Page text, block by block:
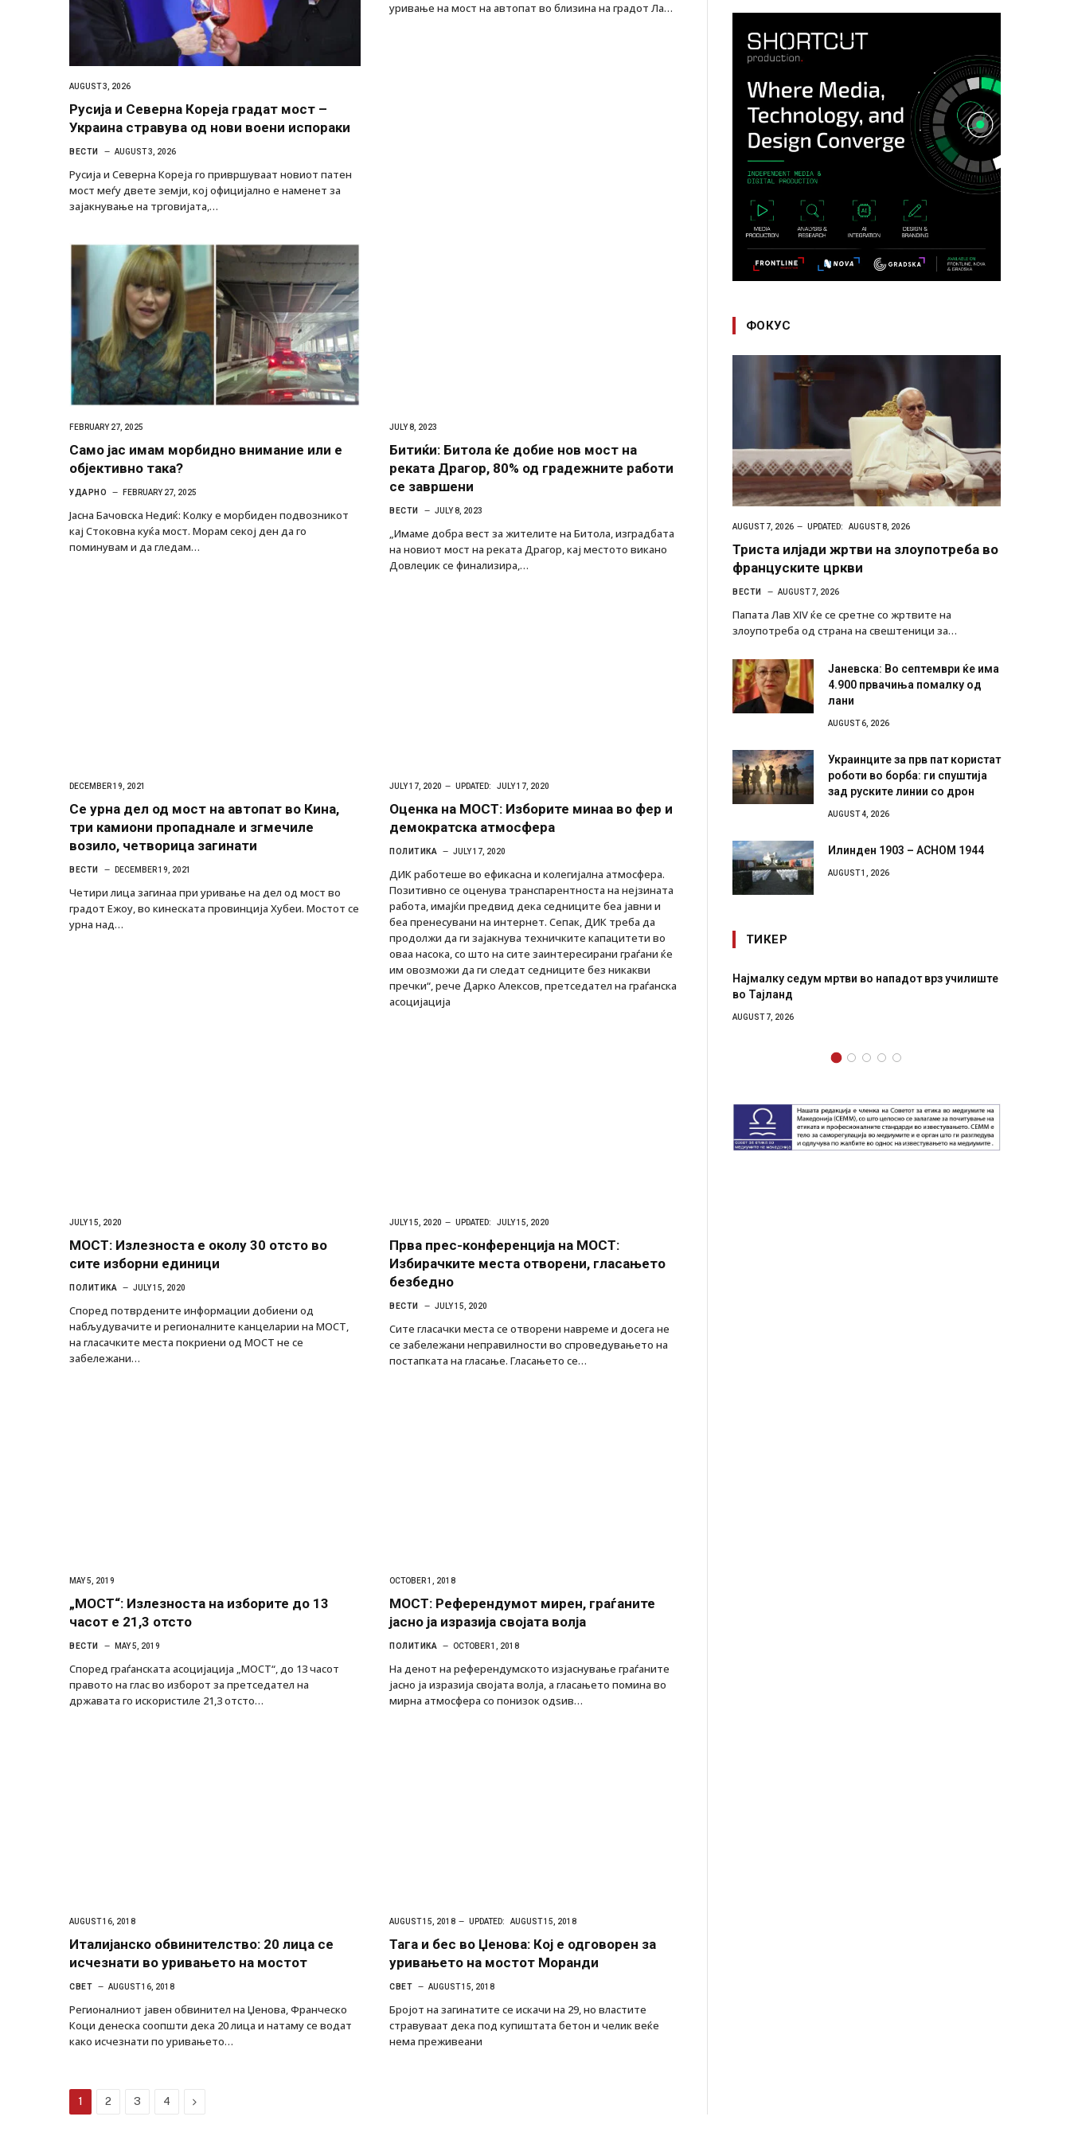
AUGUST 3, 2026
Русија и Северна Кореја градат мост –
Украина стравува од нови воени испораки
ВЕСТИ AUGUST 3, 2026
Русија и Северна Кореја го привршуваат новиот патен
мост меѓу двете земји, кој официјално е наменет за
зајакнување на трговијата,…
уривање на мост на автопат во близина на градот Ла…
FEBRUARY 27, 2025
Само јас имам морбидно внимание или е
објективно така?
УДАРНО FEBRUARY 27, 2025
Јасна Бачовска Недиќ: Колку е морбиден подвозникот
кај Стоковна куќа мост. Морам секој ден да го
поминувам и да гледам…
JULY 8, 2023
Битиќи: Битола ќе добие нов мост на
реката Драгор, 80% од градежните работи
се завршени
ВЕСТИ JULY 8, 2023
„Имаме добра вест за жителите на Битола, изградбата
на новиот мост на реката Драгор, кај местото викано
Довлеџик се финализира,…
DECEMBER 19, 2021
Се урна дел од мост на автопат во Кина,
три камиони пропаднале и згмечиле
возило, четворица загинати
ВЕСТИ DECEMBER 19, 2021
Четири лица загинаа при уривање на дел од мост во
градот Ежоу, во кинеската провинција Хубеи. Мостот се
урна над…
JULY 17, 2020 UPDATED: JULY 17, 2020
Оценка на МОСТ: Изборите минаа во фер и
демократска атмосфера
ПОЛИТИКА JULY 17, 2020
ДИК работеше во ефикасна и колегијална атмосфера.
Позитивно се оценува транспарентноста на нејзината
работа, имајќи предвид дека седниците беа јавни и
беа пренесувани на интернет. Сепак, ДИК треба да
продолжи да ги зајакнува техничките капацитети во
оваа насока, со што на сите заинтересирани граѓани ќе
им овозможи да ги следат седниците без никакви
пречки“, рече Дарко Алексов, претседател на граѓанска
асоцијација
JULY 15, 2020
МОСТ: Излезноста е околу 30 отсто во
сите изборни единици
ПОЛИТИКА JULY 15, 2020
Според потврдените информации добиени од
набљудувачите и регионалните канцеларии на МОСТ,
на гласачките места покриени од МОСТ не се
забележани…
JULY 15, 2020 UPDATED: JULY 15, 2020
Прва прес-конференција на МОСТ:
Избирачките места отворени, гласањето
безбедно
ВЕСТИ JULY 15, 2020
Сите гласачки места се отворени навреме и досега не
се забележани неправилности во спроведувањето на
постапката на гласање. Гласањето се…
MAY 5, 2019
„МОСТ“: Излезноста на изборите до 13
часот е 21,3 отсто
ВЕСТИ MAY 5, 2019
Според граѓанската асоцијација „МОСТ“, до 13 часот
правото на глас во изборот за претседател на
државата го искористиле 21,3 отсто…
OCTOBER 1, 2018
МОСТ: Референдумот мирен, граѓаните
јасно ја изразија својата волја
ПОЛИТИКА OCTOBER 1, 2018
На денот на референдумското изјаснување граѓаните
јасно ја изразија својата волја, а гласањето помина во
мирна атмосфера со понизок одѕив…
AUGUST 16, 2018
Италијанско обвинителство: 20 лица се
исчезнати во уривањето на мостот
СВЕТ AUGUST 16, 2018
Регионалниот јавен обвинител на Џенова, Франческо
Коци денеска соопшти дека 20 лица и натаму се водат
како исчезнати по уривањето…
AUGUST 15, 2018 UPDATED: AUGUST 15, 2018
Тага и бес во Џенова: Кој е одговорен за
уривањето на мостот Моранди
СВЕТ AUGUST 15, 2018
Бројот на загинатите се искачи на 29, но властите
стравуваат дека под купиштата бетон и челик веќе
нема преживеани
1 2 3 4 Next
ФОКУС
AUGUST 7, 2026 UPDATED: AUGUST 8, 2026
Триста илјади жртви на злоупотреба во
француските цркви
ВЕСТИ AUGUST 7, 2026
Папата Лав XIV ќе се сретне со жртвите на
злоупотреба од страна на свештеници за…
Јаневска: Во септември ќе има
4.900 првачиња помалку од
лани
AUGUST 6, 2026
Украинците за прв пат користат
роботи во борба: ги спуштија
зад руските линии со дрон
AUGUST 4, 2026
Илинден 1903 – АСНОМ 1944
AUGUST 1, 2026
ТИКЕР
Уште двајца починаа од повредите во ресторан
во главниот град на Русуија – експлозивот бил
Најмалку седум мртви во нападот врз училиште
во Тајланд
СОЗИС: Украинците повеќе им веруваат на
генералите отколку на Зеленски
AUGUST 7, 2026